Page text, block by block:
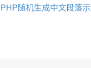
PHP随机生成中文段落